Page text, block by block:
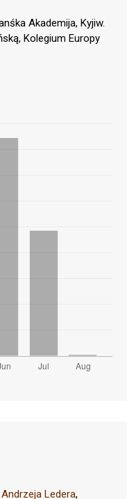
Akademija, Kyjiw.
Kolegium Europy
Ledera,